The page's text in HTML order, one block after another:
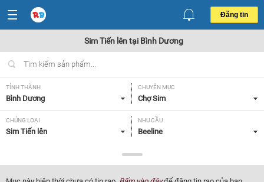
Đăng tin
Sim Tiến lên tại Bình Dương
TỈNH THÀNH
Bình Dương
CHUYÊN MỤC
Chợ Sim
CHỦNG LOẠI
Sim Tiến lên
NHU CẦU
Beeline
Tất cả